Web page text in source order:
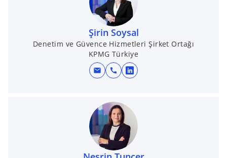
s
i
n
a
n
e
w
b
Şirin Soysal
Denetim ve Güvence Hizmetleri Şirket Ortağı
KPMG Türkiye
mail call
o
n
s
i
n